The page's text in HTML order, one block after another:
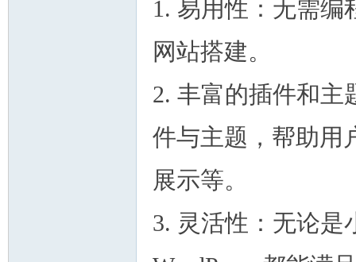
1. 易用性：无需编
网站搭建。
2. 丰富的插件和主
件与主题，帮助用
展示等。
3. 灵活性：无论是